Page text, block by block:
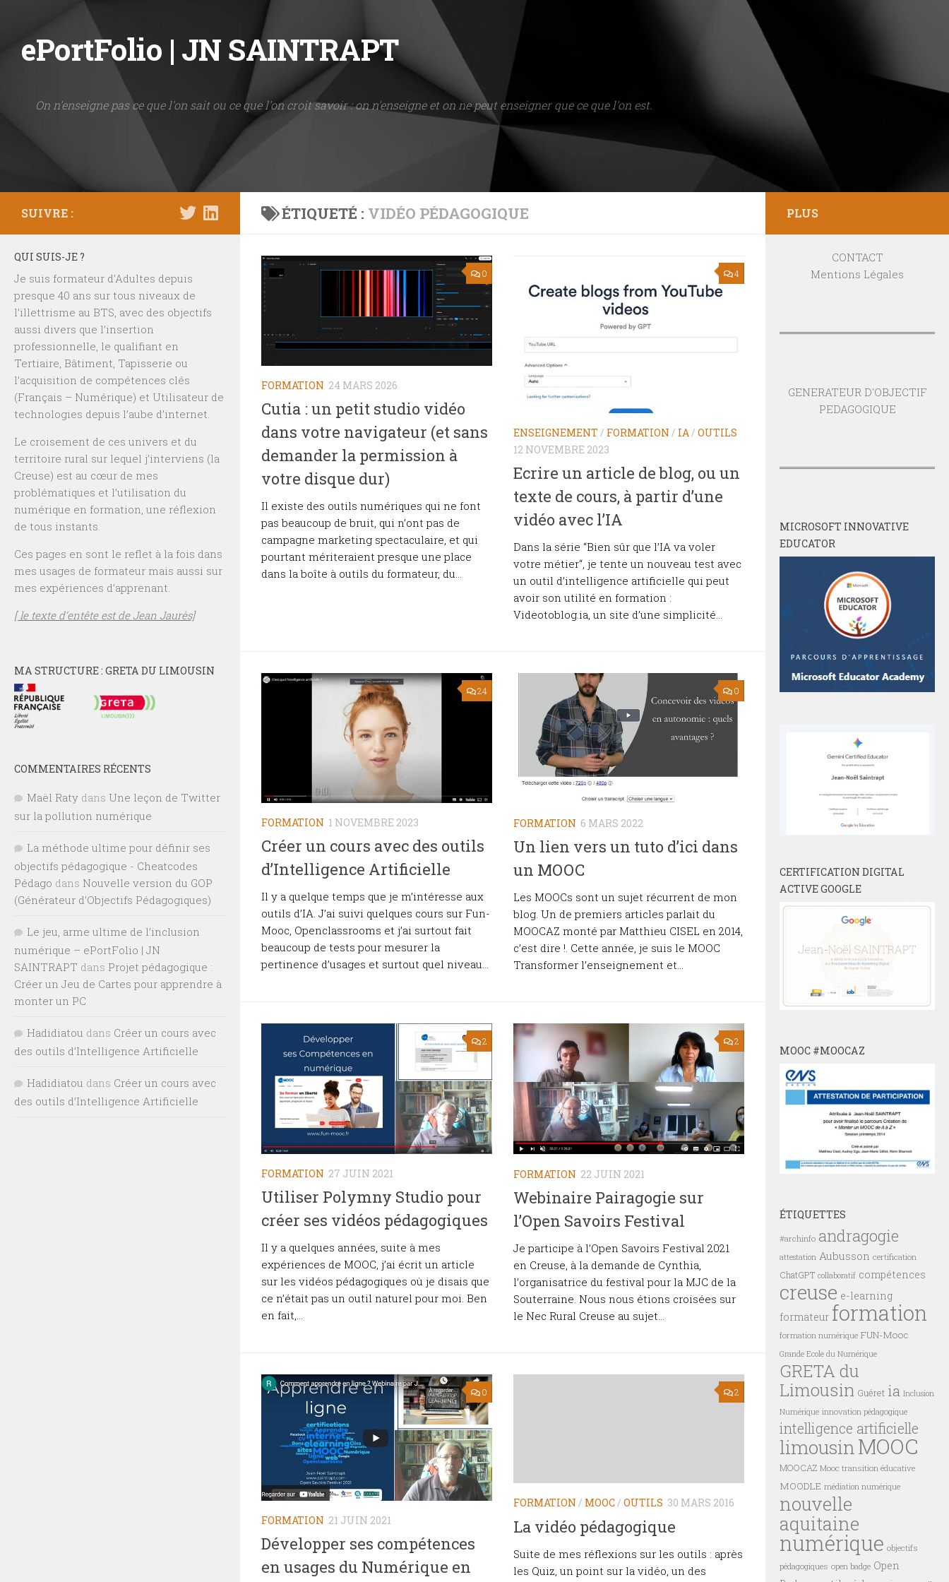
Skip to content
ePortFolio | JN SAINTRAPT
On n'enseigne pas ce que l'on sait ou ce que l'on croit savoir : on n'enseigne et on ne peut enseigner que ce que l'on est.
ÉTIQUETÉ : VIDÉO PÉDAGOGIQUE
0
FORMATION 24 MARS 2026
Cutia : un petit studio vidéo
dans votre navigateur (et sans
demander la permission à
votre disque dur)
Il existe des outils numériques qui ne font
pas beaucoup de bruit, qui n’ont pas de
campagne marketing spectaculaire, et qui
pourtant mériteraient presque une place
dans la boîte à outils du formateur, du...
4
ENSEIGNEMENT / FORMATION / IA / OUTILS
12 NOVEMBRE 2023
Ecrire un article de blog, ou un
texte de cours, à partir d’une
vidéo avec l’IA
Dans la série “Bien sûr que l’IA va voler
votre métier“, je tente un nouveau test avec
un outil d’intelligence artificielle qui peut
avoir son utilité en formation :
Videotoblog.ia, un site d’une simplicité...
24
FORMATION 1 NOVEMBRE 2023
Créer un cours avec des outils
d’Intelligence Artificielle
Il y a quelque temps que je m’intéresse aux
outils d’IA. J’ai suivi quelques cours sur Fun-
Mooc, Openclassrooms et j’ai surtout fait
beaucoup de tests pour mesurer la
pertinence d’usages et surtout quel niveau...
0
FORMATION 6 MARS 2022
Un lien vers un tuto d’ici dans
un MOOC
Les MOOCs sont un sujet récurrent de mon
blog. Un de premiers articles parlait du
MOOCAZ monté par Matthieu CISEL en 2014,
c’est dire !. Cette année, je suis le MOOC
Transformer l’enseignement et...
2
FORMATION 27 JUIN 2021
Utiliser Polymny Studio pour
créer ses vidéos pédagogiques
Il y a quelques années, suite à mes
expériences de MOOC, j’ai écrit un article
sur les vidéos pédagogiques où je disais que
ce n’était pas un outil naturel pour moi. Ben
en fait,...
2
FORMATION 22 JUIN 2021
Webinaire Pairagogie sur
l’Open Savoirs Festival
Je participe à l’Open Savoirs Festival 2021
en Creuse, à la demande de Cynthia,
l’organisatrice du festival pour la MJC de la
Souterraine. Nous nous étions croisées sur
le Nec Rural Creuse au sujet...
0
FORMATION 21 JUIN 2021
Développer ses compétences
en usages du Numérique en
2
FORMATION / MOOC/ OUTILS 30 MARS 2016
La vidéo pédagogique
Suite de mes réflexions sur les outils : après
les Quiz, un point sur la vidéo, un des
SUIVRE :
QUI SUIS-JE ?
Je suis formateur d’Adultes depuis
presque 40 ans sur tous niveaux de
l’illettrisme au BTS, avec des objectifs
aussi divers que l’insertion
professionnelle, le qualifiant en
Tertiaire, Bâtiment, Tapisserie ou
l’acquisition de compétences clés
(Français – Numérique) et Utilisateur de
technologies depuis l’aube d’internet.
Le croisement de ces univers et du
territoire rural sur lequel j’interviens (la
Creuse) est au cœur de mes
problématiques et l’utilisation du
numérique en formation, une réflexion
de tous instants.
Ces pages en sont le reflet à la fois dans
mes usages de formateur mais aussi sur
mes expériences d’apprenant.
[ le texte d’entête est de Jean Jaurès]
MA STRUCTURE : GRETA DU LIMOUSIN
COMMENTAIRES RÉCENTS
Maël Raty dans Une leçon de Twitter
sur la pollution numérique
La méthode ultime pour définir ses
objectifs pédagogique - Cheatcodes
Pédago dans Nouvelle version du GOP
(Générateur d’Objectifs Pédagogiques)
Le jeu, arme ultime de l’inclusion
numérique – ePortFolio | JN
SAINTRAPT dans Projet pédagogique :
Créer un Jeu de Cartes pour apprendre à
monter un PC
Hadidiatou dans Créer un cours avec
des outils d’Intelligence Artificielle
Hadidiatou dans Créer un cours avec
des outils d’Intelligence Artificielle
PLUS
CONTACT
Mentions Légales
GENERATEUR D'OBJECTIF
PEDAGOGIQUE
MICROSOFT INNOVATIVE
EDUCATOR
CERTIFICATION DIGITAL
ACTIVE GOOGLE
MOOC #MOOCAZ
ÉTIQUETTES
#archinfo andragogie
attestation Aubusson certification
ChatGPT collaboratif compétences
creuse e-learning
formateur formation
formation numérique FUN-Mooc
Grande Ecole du Numérique
GRETA du
Limousin Guéret ia Inclusion
Numérique innovation pédagogique
intelligence artificielle
limousin MOOC
MOOCAZ Mooc transition éducative
MOODLE médiation numérique
nouvelle
aquitaine
numérique objectifs
pédagogiques open badge Open